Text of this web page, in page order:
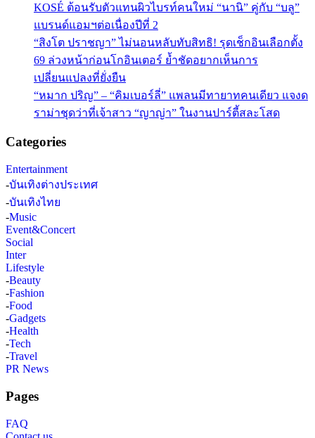
KOSÉ ต้อนรับตัวแทนผิวไบรท์คนใหม่ “นานิ” คู่กับ “บลู”
แบรนด์แอมฯต่อเนื่องปีที่ 2
“สิงโต ปราชญา” ไม่นอนหลับทับสิทธิ! รุดเช็กอินเลือกตั้ง
69 ล่วงหน้าก่อนโกอินเตอร์ ย้ำชัดอยากเห็นการ
เปลี่ยนแปลงที่ยั่งยืน
“หมาก ปริญ” – “คิมเบอร์ลี่” แพลนมีทายาทคนเดียว แจงด
ราม่าชุดว่าที่เจ้าสาว “ญาญ่า” ในงานปาร์ตี้สละโสด
Categories
Entertainment
-บันเทิงต่างประเทศ
-บันเทิงไทย
-Music
Event&Concert
Social
Inter
Lifestyle
-Beauty
-Fashion
-Food
-Gadgets
-Health
-Tech
-Travel
PR News
Pages
FAQ